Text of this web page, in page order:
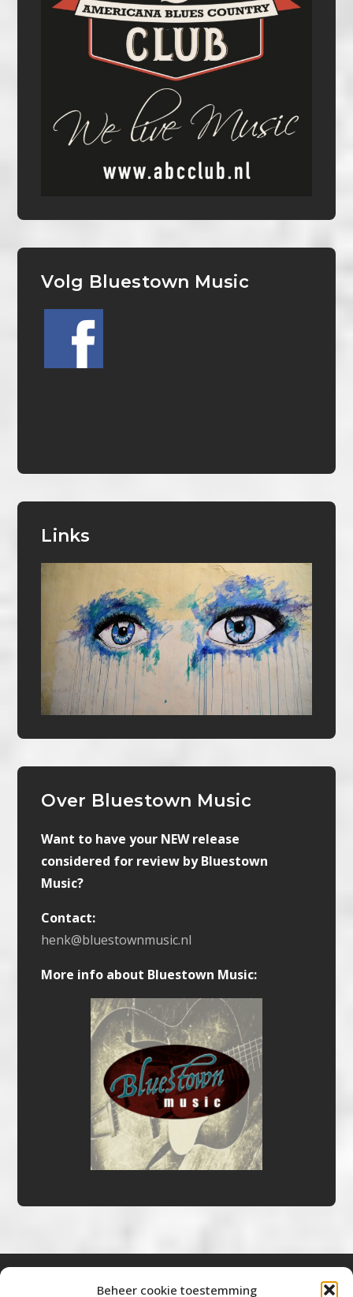
Beheer cookie toestemming
Volg Bluestown Music
Links
Over Bluestown Music
Want to have your NEW release
considered for review by Bluestown
Music?
Contact:
henk@bluestownmusic.nl
More info about Bluestown Music: